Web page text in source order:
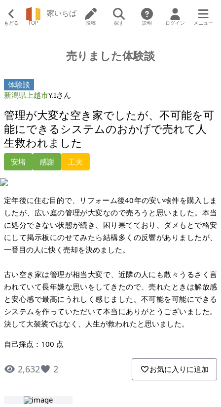
もどる TOP
家いちば
投稿 探す 説明 ログイン メニュー
売りました体験談
体験談
新潟県上越市Y.Iさん
管理が大変な空き家でしたが、不可能を可
能にできるシステムのおかげで売れて人
生救われました
安堵 感謝 工夫
定年後に住む目的で、リフォーム後40年の安い物件を購入しま
したが、広い庭の管理が大変なので売ろうと思いました。本当
に処分できない状態が続き、困り果てており、ダメもとで格安
にして掲示板にのせてみたら結構多くの反響がありましたが、
一番目の人に快く売却を決めました。
古い空き家は管理が相当大変で、近隣の人にも散々うるさく言
われていて長年嫌な思いをしてきたので、売れたときは解放感
と安心感で最高にうれしく感じました。不可能を可能にできる
システムを作っていただいて本当にありがとうございました。
決して大袈裟ではなく、人生が救われたと思いました。
自己採点：100 点
2,632 2 お気に入りに追加